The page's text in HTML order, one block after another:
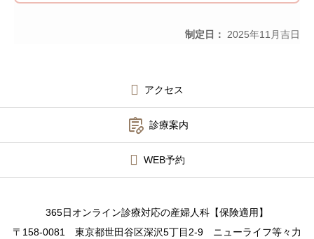
制定日： 2025年11月吉日
アクセス
 診療案内
WEB予約
365日オンライン診療対応の産婦人科【保険適用】
〒158-0081 東京都世田谷区深沢5丁目2-9 ニューライフ等々力